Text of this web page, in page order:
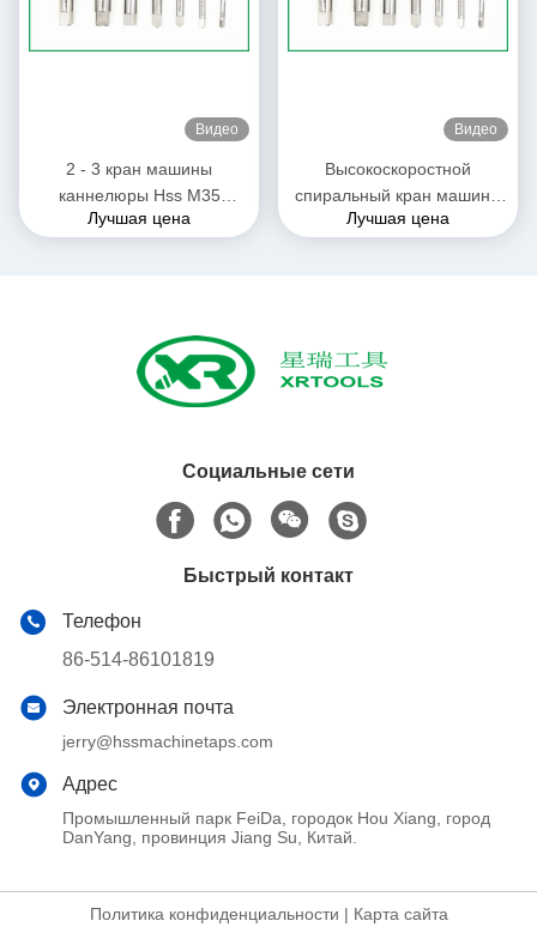
Видео
2 - 3 кран машины
каннелюры Hss M35
тангажа спиральный,
Лучшая цена
Видео
Высокоскоростной
спиральный кран машины
каннелюры, глухие
Лучшая цена
Социальные сети
Быстрый контакт
Телефон
86-514-86101819
Электронная почта
jerry@hssmachinetaps.com
Адрес
Промышленный парк FeiDa, городок Hou Xiang, город
DanYang, провинция Jiang Su, Китай.
Политика конфиденциальности | Карта сайта